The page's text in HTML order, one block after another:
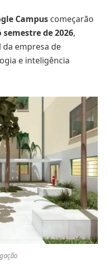
Campus começarão
semestre de 2026,
empresa de
e inteligência